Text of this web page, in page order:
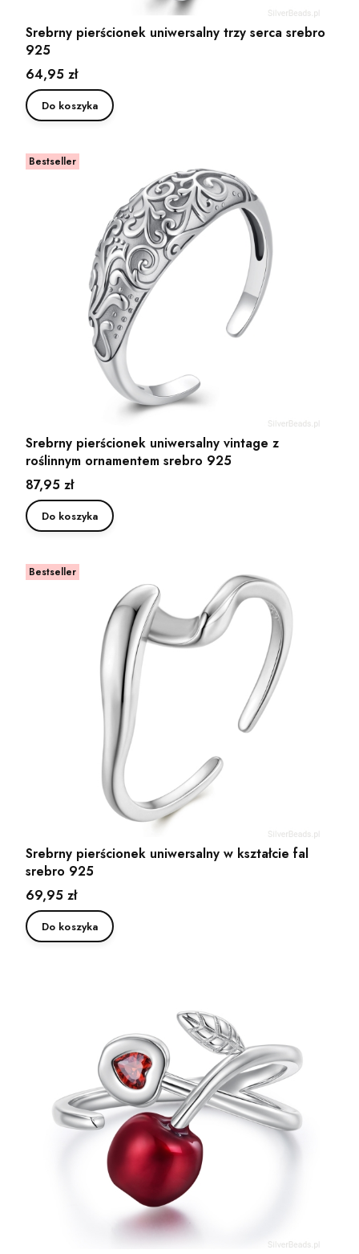
Srebrny pierścionek uniwersalny trzy serca srebro
925
Cena
64,95 zł
Do koszyka
Bestseller
Srebrny pierścionek uniwersalny vintage z
roślinnym ornamentem srebro 925
Cena
87,95 zł
Do koszyka
Bestseller
Srebrny pierścionek uniwersalny w kształcie fal
srebro 925
Cena
69,95 zł
Do koszyka